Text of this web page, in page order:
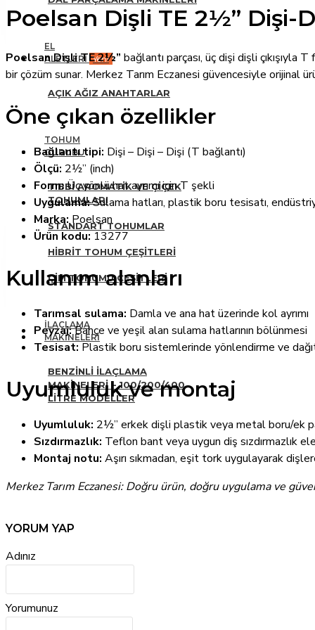
EL
ALETLERI Yeni
AÇIK AĞIZ ANAHTARLAR
TOHUM
GURUBU
TIBBI AROMATIK VE ÇIÇEK
TOHUMLARI
STANDART TOHUMLAR
HIBRIT TOHUM ÇEŞITLERI
ÇIM TOHUMU ÇEŞITLERI
İLAÇLAMA
MAKINELERI
BENZINLI İLAÇLAMA
MAKINELERI – 100/200/400
LITRE MODELLER
Poelsan Dişli TE 2½” Dişi-
Poelsan Dişli TE 2½” bağlantı parçası, üç dişi dişli çıkışıyla
bir çözüm sunar. Merkez Tarım Eczanesi güvencesiyle orijinal
Öne çıkan özellikler
Bağlantı tipi: Dişi – Dişi – Dişi (T bağlantı)
Ölçü: 2½” (inch)
Form:Üç yönlü hat ayrımı için T şekli
Uygulama:Sulama hatları, plastik boru tesisatı,
Marka:Poelsan
Ürün kodu: 13277
Kullanım alanları
Tarımsal sulama: Damla ve ana hat üzerinde kol ayrımı
Peyzaj:Bahçe ve yeşil alan sulama hatlarının bölünmesi
Tesisat:Plastik boru sistemlerinde yönlendirme ve
Uyumluluk ve montaj
Uyumluluk: 2½” erkek dişli plastik veya metal boru/ek
Sızdırmazlık: Teflon bant veya uygun diş sızdırmazlık
Montaj notu: Aşırı sıkmadan, eşit tork uygulayarak
Merkez Tarım Eczanesi: Doğru ürün, doğru uygulama ve
YORUM YAP
Adınız
Yorumunuz